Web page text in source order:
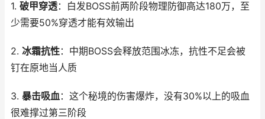
1. 破甲穿透：白发BOSS前两阶段物理防御高达180万，至
少需要50%穿透才能有效输出
2. 冰霜抗性：中期BOSS会释放范围冰冻，抗性不足会被
钉在原地当人质
3. 暴击吸血：这个秘境的伤害爆炸，没有30%以上的吸血
很难撑过第三阶段